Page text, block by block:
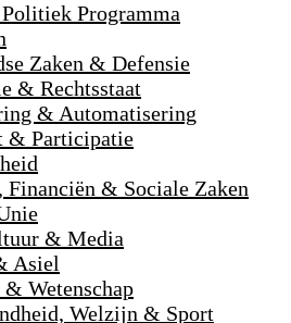
Programma
Zaken & Defensie
& Rechtsstaat
& Automatisering
& Participatie
Financiën & Sociale Zaken
& Media
Asiel
Wetenschap
Welzijn & Sport